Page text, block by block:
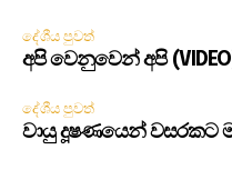
දේශීය පුවත්
අපි වෙනුවෙන් අපි
දේශීය පුවත්
වායු දූෂණයෙන් වසරකට